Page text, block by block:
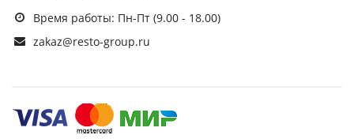
Время работы: Пн-Пт (9.00 - 18.00)
zakaz@resto-group.ru